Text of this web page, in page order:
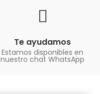
Te ayudamos
Estamos disponibles en
nuestro chat WhatsApp